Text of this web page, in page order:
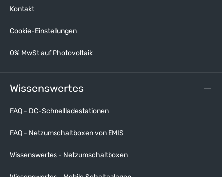
Kontakt
Cookie-Einstellungen
0% MwSt auf Photovoltaik
Wissenswertes
FAQ - DC-Schnellladestationen
FAQ - Netzumschaltboxen von EMIS
Wissenswertes - Netzumschaltboxen